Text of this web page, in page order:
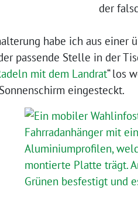
der
habe ich aus einer
passende Stelle in der
mit dem Landrat“ los
eingesteckt.